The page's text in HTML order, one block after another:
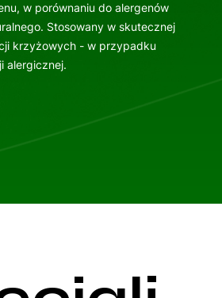
w porównaniu do alergenów
Stosowany w skutecznej
krzyżowych - w przypadku
alergicznej.